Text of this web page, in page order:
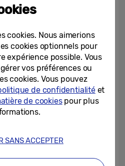
cookies. Nous aimerions
cookies optionnels pour
expérience possible. Vous
vos préférences ou
cookies. Vous pouvez
de confidentialitéet
de cookiespour plus
SANS ACCEPTER